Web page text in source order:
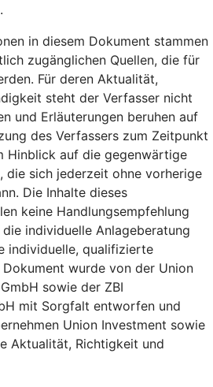
in diesem Dokument stammen
zugänglichen Quellen, die für
Für deren Aktualität,
steht der Verfasser nicht
und Erläuterungen beruhen auf
des Verfassers zum Zeitpunkt
Hinblick auf die gegenwärtige
die sich jederzeit ohne vorherige
Die Inhalte dieses
keine Handlungsempfehlung
individuelle Anlageberatung
individuelle, qualifizierte
wurde von der Union
sowie der ZBI
mit Sorgfalt entworfen und
Union Investment sowie
Aktualität, Richtigkeit und